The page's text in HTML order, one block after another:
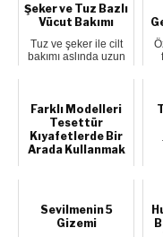
toplanar...
Şeker ve Tuz Bazlı
Vücut Bakımı
Tuz ve şeker ile cilt
bakımı aslında uzun
Farklı Modelleri
Tesettür
Kıyafetlerde Bir
Arada Kullanmak
Genel olarak şek...
Sevilmenin 5
Gizemi